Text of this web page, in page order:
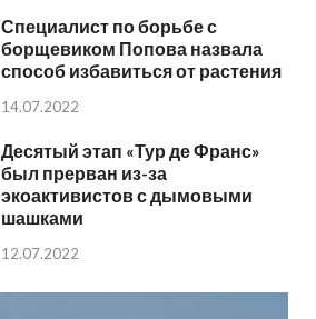
Специалист по борьбе с
борщевиком Попова назвала
способ избавиться от растения
14.07.2022
Десятый этап «Тур де Франс»
был прерван из-за
экоактивистов с дымовыми
шашками
12.07.2022